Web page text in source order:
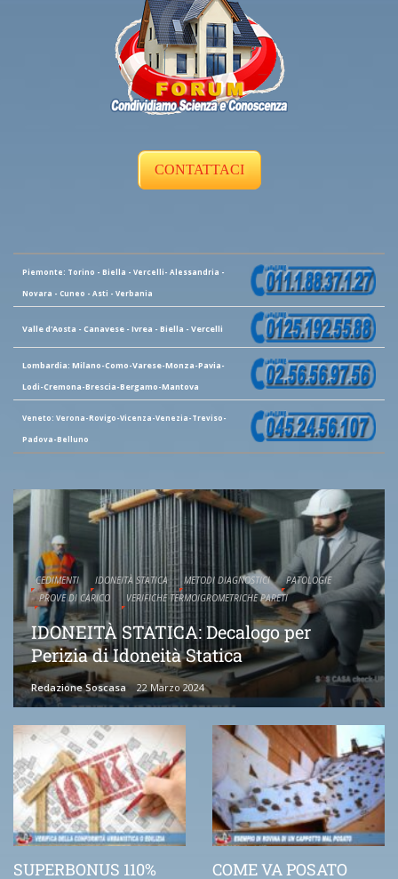
CONTATTACI
Piemonte: Torino - Biella - Vercelli- Alessandria -
Novara - Cuneo - Asti - Verbania
Valle d'Aosta - Canavese - Ivrea - Biella - Vercelli
Lombardia: Milano-Como-Varese-Monza-Pavia-
Lodi-Cremona-Brescia-Bergamo-Mantova
Veneto: Verona-Rovigo-Vicenza-Venezia-Treviso-
Padova-Belluno
CEDIMENTI IDONEITÀ STATICA METODI DIAGNOSTICI
PATOLOGIE
PROVE DI CARICO
VERIFICHE TERMOIGROMETRICHE PARETI
IDONEITÀ STATICA: Decalogo per
Perizia di Idoneità Statica
Redazione Soscasa 22 Marzo 2024
SUPERBONUS 110% COME VA POSATO